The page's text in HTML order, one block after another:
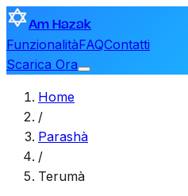
Am Hazak
FunzionalitàFAQContatti
Scarica Ora
Home
/
Parashà
/
Terumà